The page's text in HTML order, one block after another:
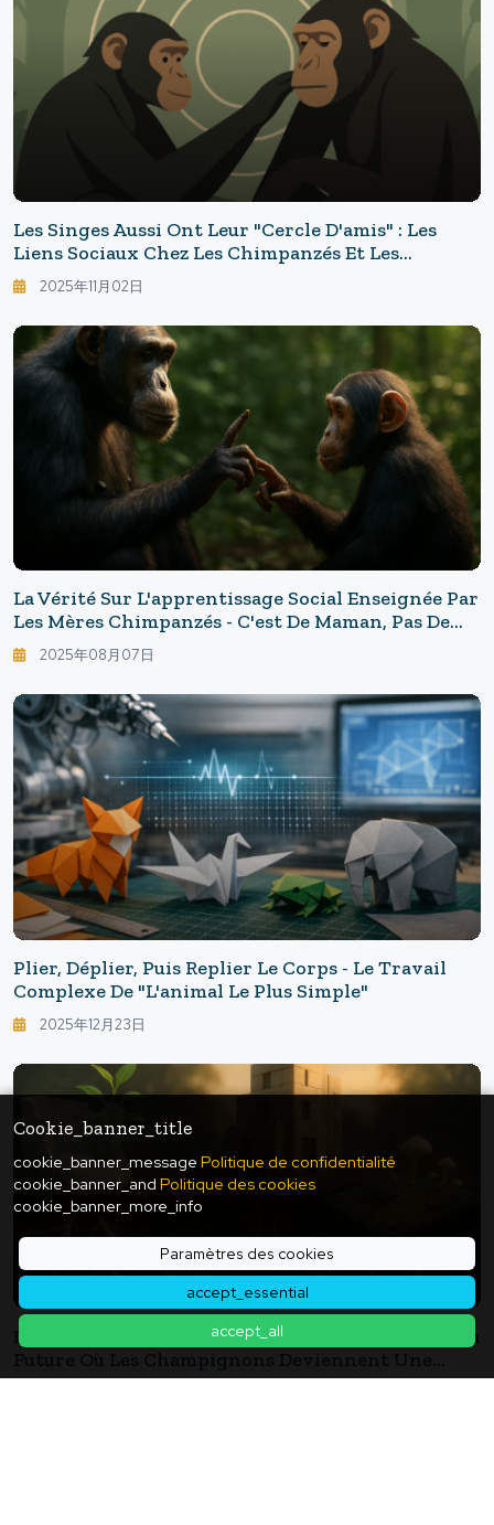
Cookie_banner_title
cookie_banner_message Politique de confidentialité
cookie_banner_and Politique des cookies
cookie_banner_more_info
Paramètres des cookies
accept_essential
accept_all
Les Singes Aussi Ont Leur "cercle D'amis" : Les
Liens Sociaux Chez Les Chimpanzés Et Les
Bonobos, Le Secret Du "cercle D'amis" Commun
Avec Les Humains
2025年11月02日
La Vérité Sur L'apprentissage Social Enseignée Par
Les Mères Chimpanzés - C'est De Maman, Pas De
Papa!? Les Racines Du "langage" Gravées Chez Les
Primates ─ La Généalogie De L'apprentissage Qui
Se Transmet À L'homme
2025年08月07日
Plier, Déplier, Puis Replier Le Corps - Le Travail
Complexe De "l'animal Le Plus Simple"
2025年12月23日
Des Couches Pour Bébés Aux Capteurs ? Une Vision
Future Où Les Champignons Deviennent Une
Infrastructure